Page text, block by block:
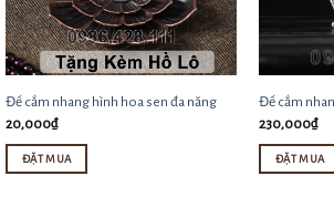
Các
tùy
chọn
có
thể
được
Đế cắm nhang hình hoa sen đa năng
20,000₫
ĐẶT MUA
Đế cắm
230,000₫
ĐẶT MUA